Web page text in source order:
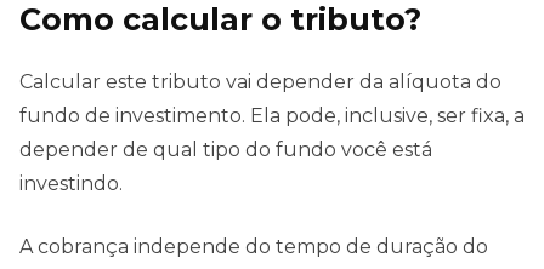
Como calcular o tributo?
Calcular este tributo vai depender da alíquota do
fundo de investimento. Ela pode, inclusive, ser fixa, a
depender de qual tipo do fundo você está
investindo.
A cobrança independe do tempo de duração do